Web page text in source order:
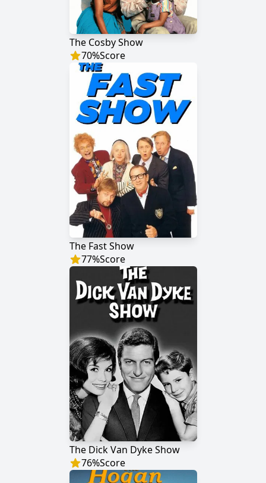
The Cosby Show
70%Score
The Fast Show
77%Score
The Dick Van Dyke Show
76%Score